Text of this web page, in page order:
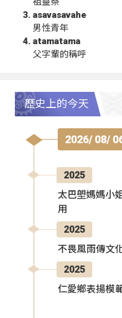
asavasavahe
男性青年
atamatama
父字輩的稱呼
歷史上的今天
2026/ 08/
2025
太巴塱媽媽小
用
2025
不畏風雨傳文
2025
仁愛鄉表揚模